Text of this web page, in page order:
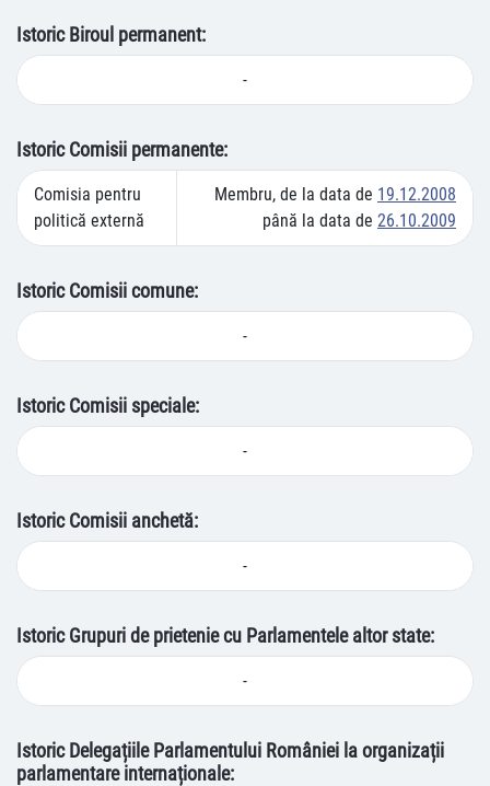
Istoric Biroul permanent:
-
Istoric Comisii permanente:
Comisia pentru
politică externă
Membru, de la data de 19.12.2008
până la data de 26.10.2009
Istoric Comisii comune:
-
Istoric Comisii speciale:
-
Istoric Comisii anchetă:
-
Istoric Grupuri de prietenie cu Parlamentele altor state:
-
Istoric Delegațiile Parlamentului României la organizații
parlamentare internaționale: